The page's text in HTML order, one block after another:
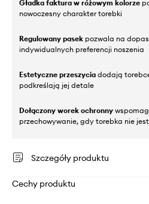
Gładka faktura w różowym kolorze
nowoczesny charakter torebki
Regulowany pasek pozwala na
indywidualnych preferencji noszenia
Estetyczne przeszycia dodają
podkreślają jej detale
Dołączony worek ochronny
przechowywanie, gdy torebka nie
Szczegóły produktu
Cechy produktu